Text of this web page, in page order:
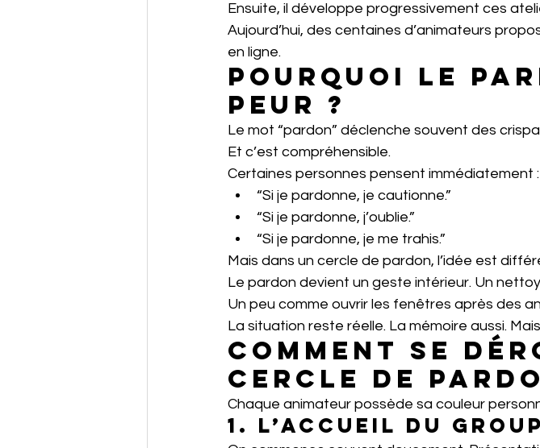
Ensuite, il développe progressivement ces
Aujourd’hui, des centaines d’animateurs
en ligne.
Pourquoi le
peur ?
Le mot “pardon” déclenche souvent des
Et c’est compréhensible.
Certaines personnes pensent immédiatement :
“Si je pardonne, je cautionne.”
“Si je pardonne, j’oublie.”
“Si je pardonne, je me trahis.”
Mais dans un cercle de pardon, l’idée est
Le pardon devient un geste intérieur. Un
Un peu comme ouvrir les fenêtres après des
La situation reste réelle. La mémoire aussi.
Comment se
cercle de
Chaque animateur possède sa couleur
1. L’accueil du